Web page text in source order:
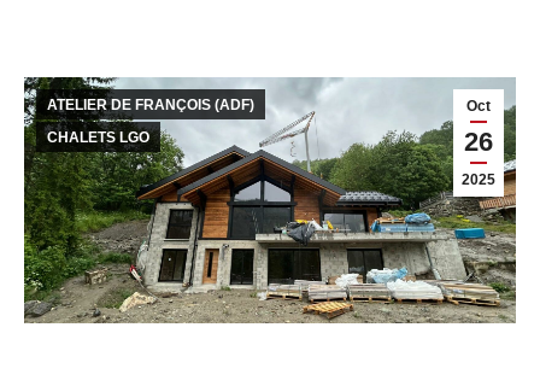
Oct
26
2025
ATELIER DE FRANÇOIS (ADF)
CHALETS LGO